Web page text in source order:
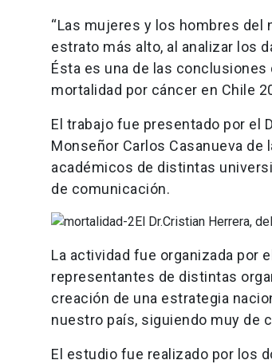
“Las mujeres y los hombres
estrato más alto, al analizar los
Ésta es una de las
mortalidad por cáncer en Chile
El trabajo fue presentado por el
Monseñor Carlos Casanueva de
académicos de distintas
de comunicación.
El Dr.Cristian Herrera,
La actividad fue organizada por
representantes de distintas
creación de una estrategia
nuestro país, siguiendo muy de
El estudio fue realizado por los